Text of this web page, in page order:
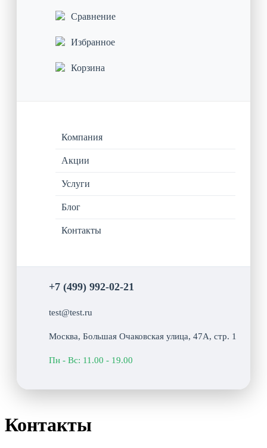
Сравнение
Избранное
Корзина
Компания
Акции
Услуги
Блог
Контакты
+7 (499) 992-02-21
test@test.ru
Москва, Большая Очаковская улица, 47А, стр. 1
Пн - Вс: 11.00 - 19.00
Контакты